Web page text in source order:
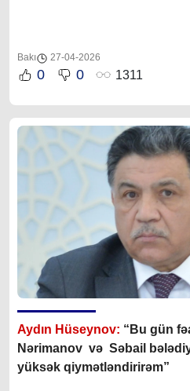
Bakı 27-04-2026
0 0 1311
Aydın Hüseynov: “Bu gün
Nərimanov və Səbail
yüksək qiymətləndirirəm”